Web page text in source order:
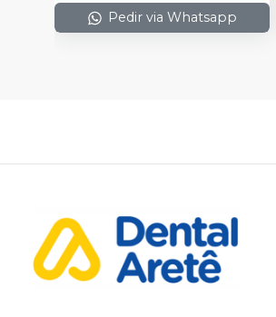
Pedir via Whatsapp